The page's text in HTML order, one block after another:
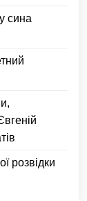
сина
розвідки